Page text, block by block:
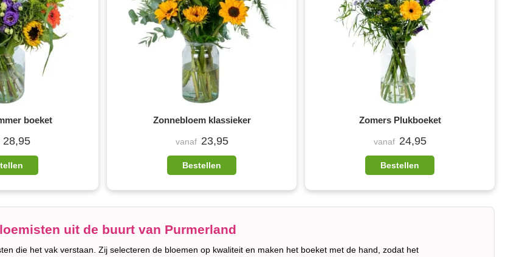
boeket
28,95
Zonnebloem klassieker
vanaf 23,95
Bestellen
Zomers Plukboeket
vanaf 24,95
Bestellen
uit de buurt van Purmerland
die het vak verstaan. Zij selecteren de bloemen op kwaliteit en maken het boeket met de hand, zodat het